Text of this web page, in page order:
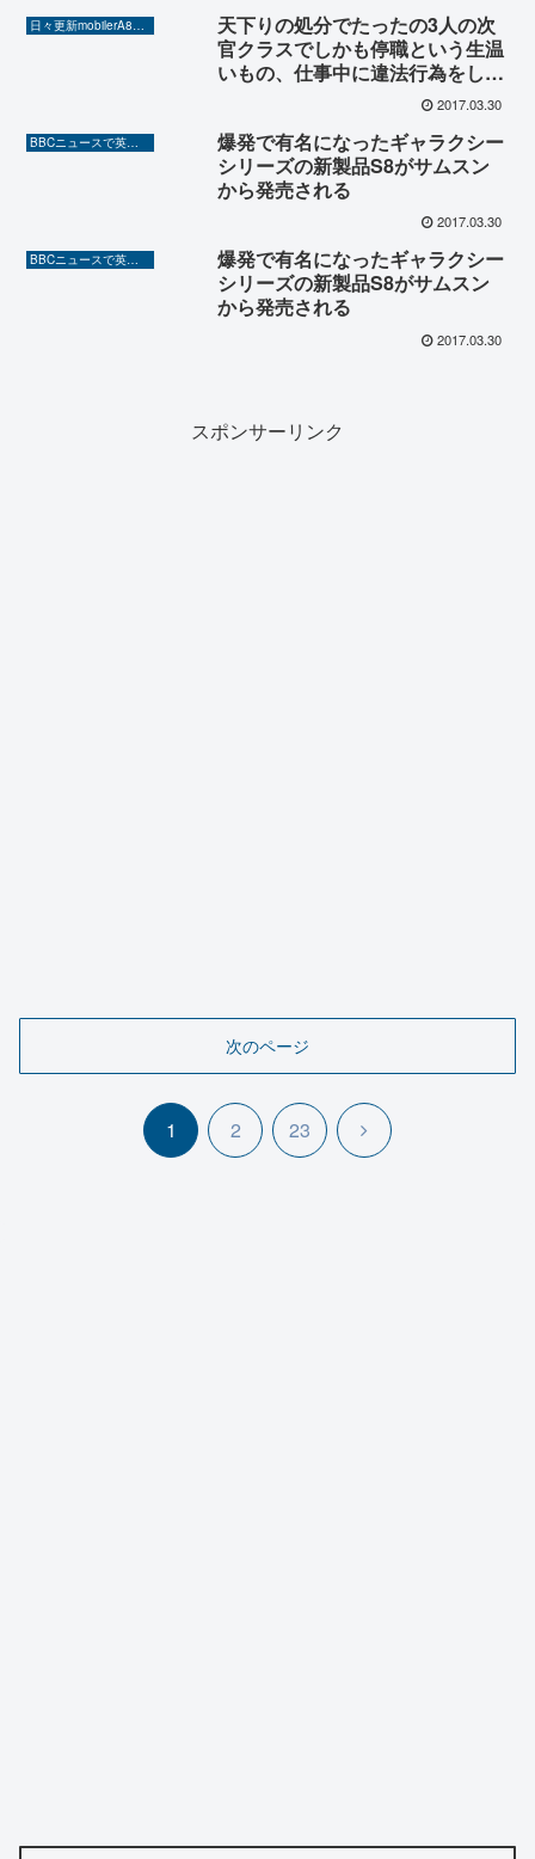
日々更新mobilerA8（Yahoo!ニュースを毎日ウォッチ）
天下りの処分でたったの3人の次
官クラスでしかも停職という生温
いもの、仕事中に違法行為をして
税金で給料をもらってもらい得、
2017.03.30
BBCニュースで英語を勉強しよう（TOEIC対策に！）
爆発で有名になったギャラクシー
シリーズの新製品S8がサムスン
から発売される
2017.03.30
BBCニュースで英語を勉強しよう（TOEIC対策に！）
爆発で有名になったギャラクシー
シリーズの新製品S8がサムスン
から発売される
2017.03.30
スポンサーリンク
次のページ
1 2 23
次